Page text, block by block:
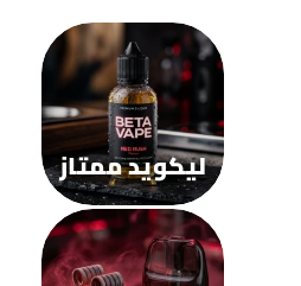
الخيارات
على
صفحة
المنتج